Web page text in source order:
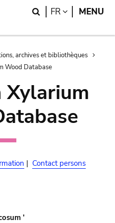
Search
FR LANGUAGE
MENU
archives et bibliothèques
Wood Database
Xylarium
| Contact persons
'